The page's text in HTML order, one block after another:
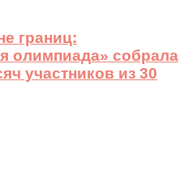
границ:
олимпиада» собрала
участников из 30